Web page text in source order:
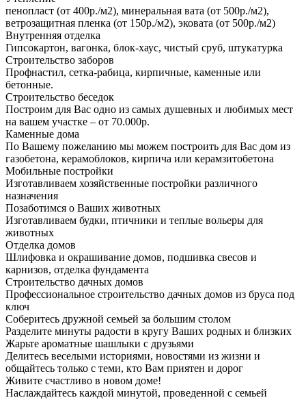
пенопласт (от 400р./м2), минеральная вата (от 500р./м2),
ветрозащитная пленка (от 150р./м2), эковата (от 500р./м2)
Внутренняя отделка
Гипсокартон, вагонка, блок-хаус, чистый сруб, штукатурка
Строительство заборов
Профнастил, сетка-рабица, кирпичные, каменные или
бетонные.
Строительство беседок
Построим для Вас одно из самых душевных и любимых мест
на вашем участке – от 70.000р.
Каменные дома
По Вашему пожеланию мы можем построить для Вас дом из
газобетона, керамоблоков, кирпича или керамзитобетона
Мобильные постройки
Изготавливаем хозяйственные постройки различного
назначения
Позаботимся о Ваших животных
Изготавливаем будки, птичники и теплые вольеры для
животных
Отделка домов
Шлифовка и окрашивание домов, подшивка свесов и
карнизов, отделка фундамента
Строительство дачных домов
Профессиональное строительство дачных домов из бруса под
ключ
Соберитесь дружной семьей за большим столом
Разделите минуты радости в кругу Ваших родных и близких
Жарьте ароматные шашлыки с друзьями
Делитесь веселыми историями, новостями из жизни и
общайтесь только с теми, кто Вам приятен и дорог
Живите счастливо в новом доме!
Наслаждайтесь каждой минутой, проведенной с семьей